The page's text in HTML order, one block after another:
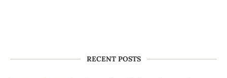
RECENT POSTS